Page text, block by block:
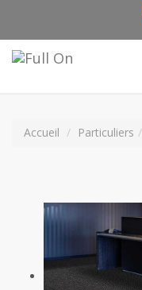
Accueil Particuliers